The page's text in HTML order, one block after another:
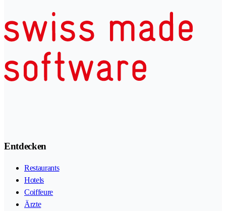
Entdecken
Restaurants
Hotels
Coiffeure
Ärzte